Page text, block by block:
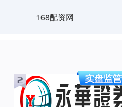
168配资网